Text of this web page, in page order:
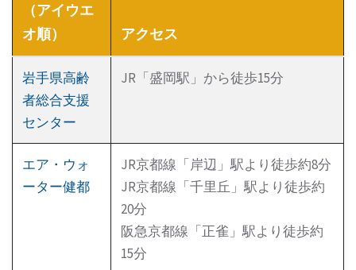
（アイウエ
オ順）
アクセス
岩手県高齢
者総合支援
センター
JR「盛岡駅」から徒歩15分
エア・ウォ
ーター健都
JR京都線「岸辺」駅より徒歩約8分
JR京都線「千里丘」駅より徒歩約
20分
阪急京都線「正雀」駅より徒歩約
15分